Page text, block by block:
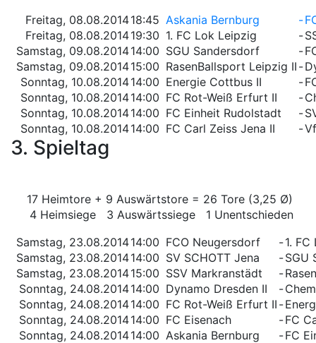
Freitag, 08.08.201418:45 Askania Bernburg -
Freitag, 08.08.201419:30 1. FC Lok Leipzig -
Samstag, 09.08.201414:00 SGU Sandersdorf -
Samstag, 09.08.201415:00 RasenBallsport Leipzig II -
Sonntag, 10.08.201414:00 Energie Cottbus II -
Sonntag, 10.08.201414:00 FC Rot-Weiß Erfurt II -
Sonntag, 10.08.201414:00 FC Einheit Rudolstadt -
Sonntag, 10.08.201414:00 FC Carl Zeiss Jena II -
3. Spieltag
17 Heimtore + 9 Auswärtstore = 26 Tore (3,25 Ø)
4 Heimsiege 3 Auswärtssiege 1 Unentschieden
Samstag, 23.08.201414:00 FCO Neugersdorf -1.
Samstag, 23.08.201414:00 SV SCHOTT Jena -SGU
Samstag, 23.08.201415:00 SSV Markranstädt -
Sonntag, 24.08.201414:00 Dynamo Dresden II -
Sonntag, 24.08.201414:00 FC Rot-Weiß Erfurt II -
Sonntag, 24.08.201414:00 FC Eisenach -FC
Sonntag, 24.08.201414:00 Askania Bernburg -FC